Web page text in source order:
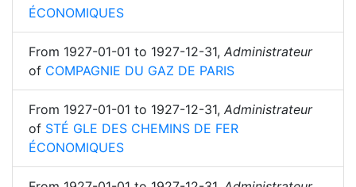
ÉCONOMIQUES
From 1927-01-01 to 1927-12-31, Administrateur
of COMPAGNIE DU GAZ DE PARIS
From 1927-01-01 to 1927-12-31, Administrateur
of STÉ GLE DES CHEMINS DE FER
ÉCONOMIQUES